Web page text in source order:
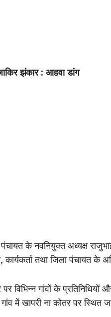
झंकार : आहवा डांग
के नवनियुक्त अध्यक्ष
कार्यकर्ता तथा जिला पंचायत
विभिन्न गांवों के प्रतिनिधियों
गांव में खापरी ना कोतर पर